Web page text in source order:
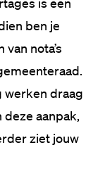
ben je
nota’s
draag
aanpak,
ziet jouw